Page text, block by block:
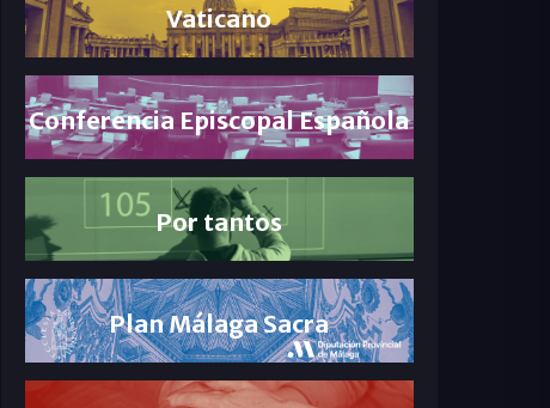
Vaticano
Conferencia Episcopal Española
Por tantos
Plan Málaga Sacra